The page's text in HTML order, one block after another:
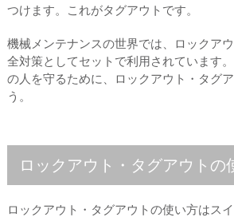
つけます。これがタグアウトです。
機械メンテナンスの世界では、ロックア
全対策としてセットで利用されています
の人を守るために、ロックアウト・タグ
う。
ロックアウト・タグアウトの
ロックアウト・タグアウトの使い方はス